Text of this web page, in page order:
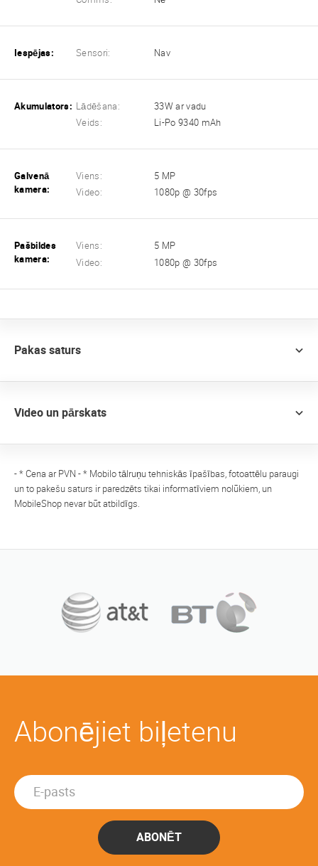
Iespējas: Sensori: Nav
Akumulators: Lādēšana:
33W ar vadu
Veids:
Li-Po 9340 mAh
Galvenā
kamera:
Viens:
5 MP
Video:
1080p @ 30fps
Pašbildes
kamera:
Viens:
5 MP
Video:
1080p @ 30fps
Pakas saturs
Video un pārskats
- * Cena ar PVN - * Mobilo tālruņu tehniskās īpašības, fotoattēlu paraugi
un to pakešu saturs ir paredzēts tikai informatīviem nolūkiem, un
MobileShop nevar būt atbildīgs.
Abonējiet biļetenu
ABONĒT